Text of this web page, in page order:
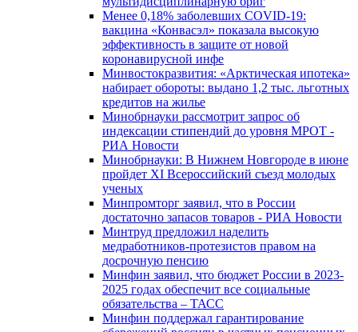
Менее 0,18% заболевших COVID-19:
вакцина «Конвасэл» показала высокую
эффективность в защите от новой
коронавирусной инфе
Минвостокразвития: «Арктическая ипотека»
набирает обороты: выдано 1,2 тыс. льготных
кредитов на жилье
Минобрнауки рассмотрит запрос об
индексации стипендий до уровня МРОТ -
РИА Новости
Минобрнауки: В Нижнем Новгороде в июне
пройдет XI Всероссийский съезд молодых
ученых
Минпромторг заявил, что в России
достаточно запасов товаров - РИА Новости
Минтруд предложил наделить
медработников-протезистов правом на
досрочную пенсию
Минфин заявил, что бюджет России в 2023-
2025 годах обеспечит все социальные
обязательства – ТАСС
Минфин поддержал гарантирование